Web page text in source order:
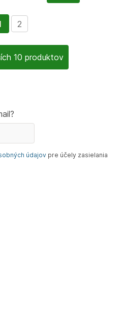
2
10 produktov
údajov pre účely zasielania